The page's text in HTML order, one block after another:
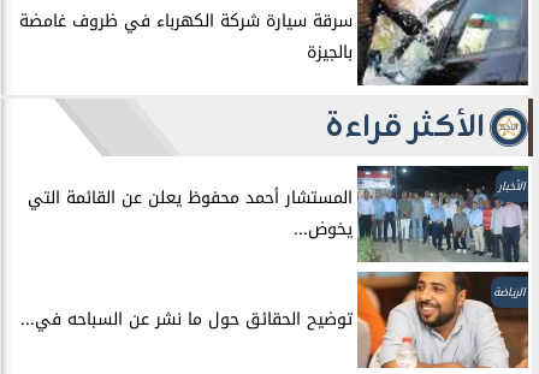
سرقة سيارة شركة الكهرباء في ظروف غامضة
بالجيزة
الأكثر قراءة
الأخبار
المستشار أحمد محفوظ يعلن عن القائمة التي
يخوض...
الرياضة
توضيح الحقائق حول ما نشر عن السباحه في...